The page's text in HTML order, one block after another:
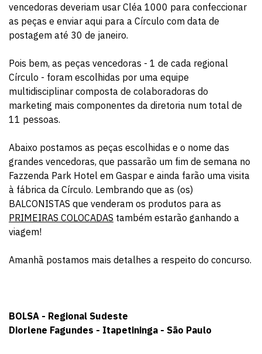
vencedoras deveriam usar Cléa 1000 para confeccionar
as peças e enviar aqui para a Círculo com data de
postagem até 30 de janeiro.
Pois bem, as peças vencedoras - 1 de cada regional
Círculo - foram escolhidas por uma equipe
multidisciplinar composta de colaboradoras do
marketing mais componentes da diretoria num total de
11 pessoas.
Abaixo postamos as peças escolhidas e o nome das
grandes vencedoras, que passarão um fim de semana no
Fazzenda Park Hotel em Gaspar e ainda farão uma visita
à fábrica da Círculo. Lembrando que as (os)
BALCONISTAS que venderam os produtos para as
PRIMEIRAS COLOCADAS também estarão ganhando a
viagem!
Amanhã postamos mais detalhes a respeito do concurso.
BOLSA - Regional Sudeste
Diorlene Fagundes - Itapetininga - São Paulo